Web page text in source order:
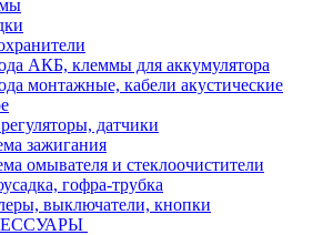
АКБ, клеммы для аккумулятора
монтажные, кабели акустические
датчики
зажигания
омывателя и стеклоочистители
гофра-трубка
выключатели, кнопки